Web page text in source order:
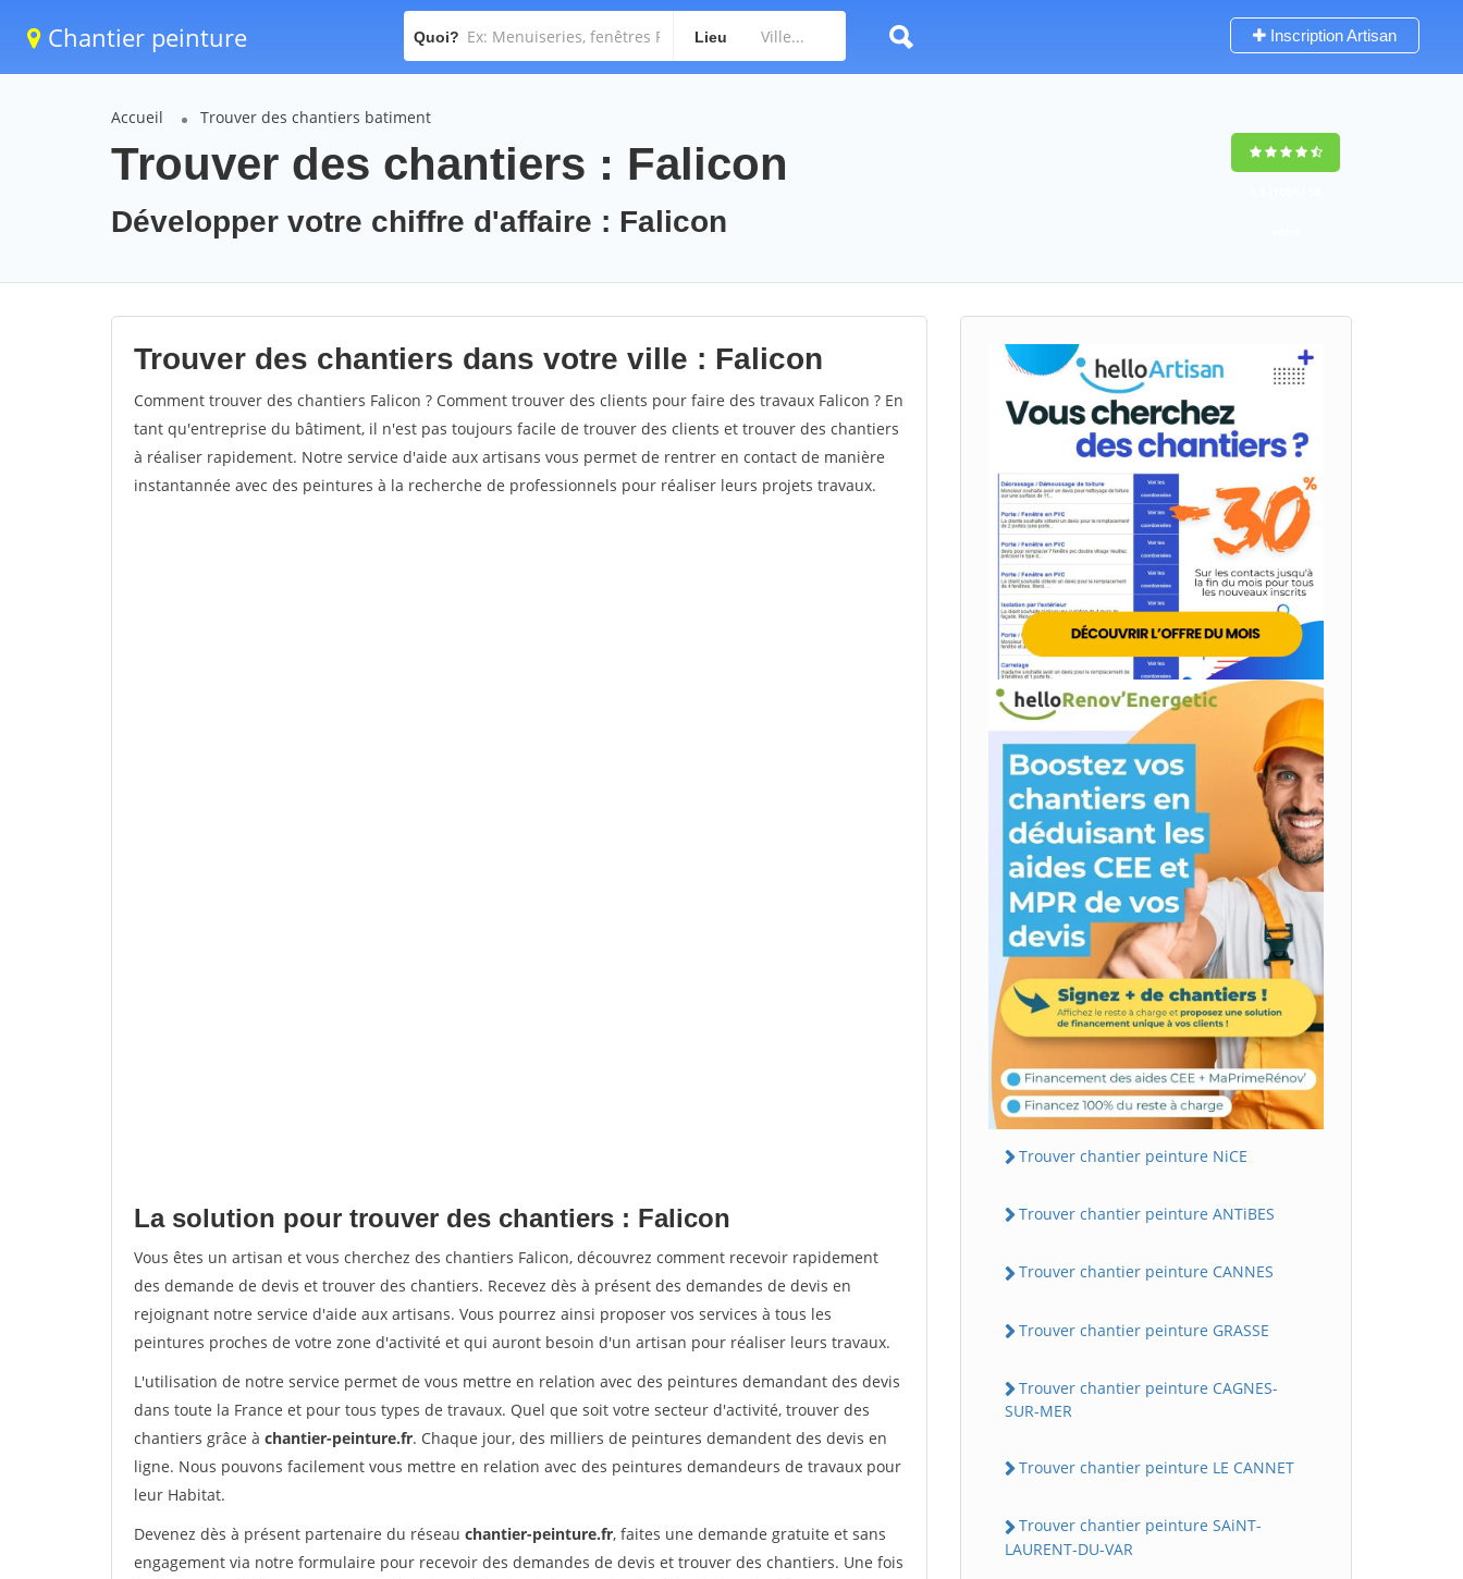
Chantier peinture Quoi? Lieu Inscription Artisan
Accueil Trouver des chantiers batiment
Trouver des chantiers : Falicon
Développer votre chiffre d'affaire : Falicon
Trouver des chantiers dans votre ville : Falicon
Comment trouver des chantiers Falicon ? Comment trouver des clients pour faire des travaux Falicon ? En
tant qu'entreprise du bâtiment, il n'est pas toujours facile de trouver des clients et trouver des chantiers
à réaliser rapidement. Notre service d'aide aux artisans vous permet de rentrer en contact de manière
instantannée avec des peintures à la recherche de professionnels pour réaliser leurs projets travaux.
La solution pour trouver des chantiers : Falicon
Vous êtes un artisan et vous cherchez des chantiers Falicon, découvrez comment recevoir rapidement
des demande de devis et trouver des chantiers. Recevez dès à présent des demandes de devis en
rejoignant notre service d'aide aux artisans. Vous pourrez ainsi proposer vos services à tous les
peintures proches de votre zone d'activité et qui auront besoin d'un artisan pour réaliser leurs travaux.
L'utilisation de notre service permet de vous mettre en relation avec des peintures demandant des devis
dans toute la France et pour tous types de travaux. Quel que soit votre secteur d'activité, trouver des
chantiers grâce à chantier-peinture.fr. Chaque jour, des milliers de peintures demandent des devis en
ligne. Nous pouvons facilement vous mettre en relation avec des peintures demandeurs de travaux pour
leur Habitat.
Devenez dès à présent partenaire du réseau chantier-peinture.fr, faites une demande gratuite et sans
engagement via notre formulaire pour recevoir des demandes de devis et trouver des chantiers. Une fois
Trouver chantier peinture NiCE
Trouver chantier peinture ANTiBES
Trouver chantier peinture CANNES
Trouver chantier peinture GRASSE
Trouver chantier peinture CAGNES-
SUR-MER
Trouver chantier peinture LE CANNET
Trouver chantier peinture SAiNT-
LAURENT-DU-VAR